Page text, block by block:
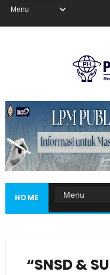
Masukkan iklan disini!
HOME
“SNSD &